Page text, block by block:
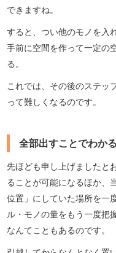
できますね。
すると、つい他のモノを入
手前に空間を作って一定の
る。
これでは、その後のステッ
って難しくなるのです。
全部出すことでわか
先ほども申し上げましたと
ることが可能になるほか、
位置」にしていた場所を一
ル・モノの量をもう一度把
なんてこともあるのです。